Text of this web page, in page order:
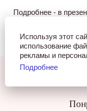
Подробнее - в
Используя этот
использование
рекламы и
Подробнее